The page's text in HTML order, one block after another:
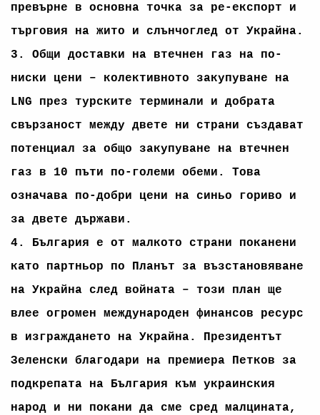
превърне в основна точка за ре-експорт и
търговия на жито и слънчоглед от Украйна.
3. Общи доставки на втечнен газ на по-
ниски цени – колективното закупуване на
LNG през турските терминали и добрата
свързаност между двете ни страни създават
потенциал за общо закупуване на втечнен
газ в 10 пъти по-големи обеми. Това
означава по-добри цени на синьо гориво и
за двете държави.
4. България е от малкото страни поканени
като партньор по Планът за възстановяване
на Украйна след войната – този план ще
влее огромен международен финансов ресурс
в изграждането на Украйна. Президентът
Зеленски благодари на премиера Петков за
подкрепата на България към украинския
народ и ни покани да сме сред малцината,